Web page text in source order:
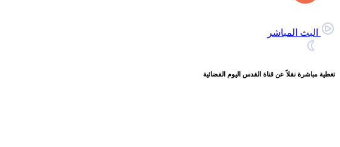
البث المباشر
تغطية مباشرة نقلاً عن قناة القدس اليوم الفضائية